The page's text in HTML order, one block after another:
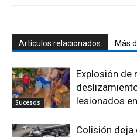
Artículos relacionados Más
Sucesos
Explosión de
lesionados
Colisión deja